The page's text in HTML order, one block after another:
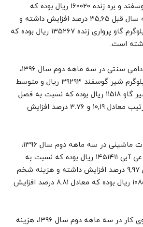
قیمت یک کیلوگرم گوسفند و بره زنده ۱۶۰۰۲۰ ریال بوده که
نسبت به فصل مشابه سال قبل ۳۵,۶۵ درصد افزایش داشته و
متوسط قیمت یک کیلوگرم گاو پرواری زنده ۱۳۵۲۶۷ ریال بوده که
در بخش فراورده‌های دامی سنتی در سه ماهه دوم سال ۱۳۹۶،
متوسط قیمت یک کیلوگرم شیر گوسفند ۳۹۲۹۳ ریال و متوسط
قیمت یک کیلوگرم شیر گاو ۱۱۵۱۸ ریال بوده که نسبت به فصل
مشابه سال قبل به ترتیب معادل ۱۰,۱۹ و ۳.۷۶ درصد افزایش
در بخش هزینه خدمات ماشینی در سه ماهه دوم سال ۱۳۹۶،
هزینه شخم زمین زراعی آبی ۱۴۵۱۴۱۱ ریال بوده که نسبت به
فصل مشابه سال قبل ۹,۹۷ درصد افزایش داشته و هزینه شخم
زمین زراعی دیم ۱۰۸۵۰۱۳ ریال بوده که معادل ۸.۸۱ درصد افزایش
در بخش دستمزد نیروی کار در سه ماهه دوم سال ۱۳۹۶، هزینه